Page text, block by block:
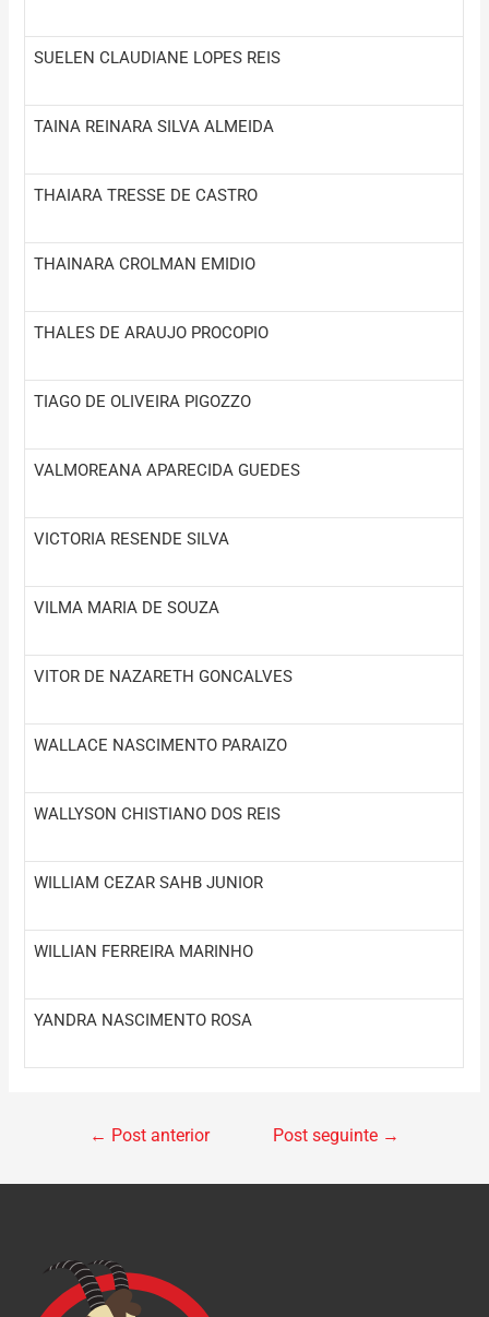
SUELEN CLAUDIANE LOPES REIS
TAINA REINARA SILVA ALMEIDA
THAIARA TRESSE DE CASTRO
THAINARA CROLMAN EMIDIO
THALES DE ARAUJO PROCOPIO
TIAGO DE OLIVEIRA PIGOZZO
VALMOREANA APARECIDA GUEDES
VICTORIA RESENDE SILVA
VILMA MARIA DE SOUZA
VITOR DE NAZARETH GONCALVES
WALLACE NASCIMENTO PARAIZO
WALLYSON CHISTIANO DOS REIS
WILLIAM CEZAR SAHB JUNIOR
WILLIAN FERREIRA MARINHO
YANDRA NASCIMENTO ROSA
← Post anterior Post seguinte →